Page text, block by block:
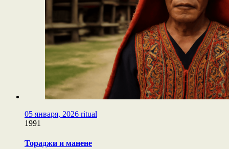
05 января, 2026 ritual
1991
Тораджи и манене